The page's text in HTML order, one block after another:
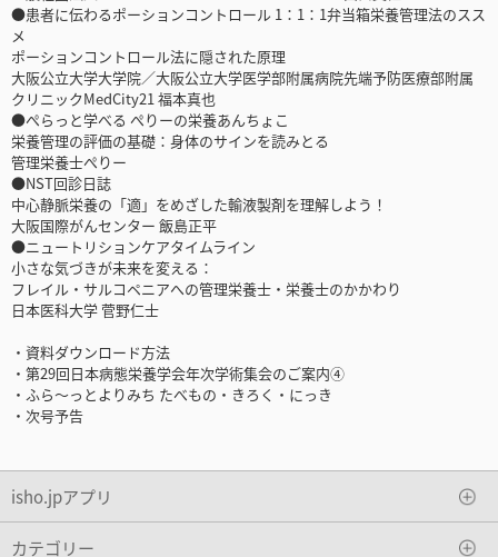
●患者に伝わるポーションコントロール 1：1：1弁当箱栄養管理法のスス
メ
ポーションコントロール法に隠された原理
大阪公立大学大学院／大阪公立大学医学部附属病院先端予防医療部附属
クリニックMedCity21 福本真也
●ぺらっと学べる ぺりーの栄養あんちょこ
栄養管理の評価の基礎：身体のサインを読みとる
管理栄養士ぺりー
●NST回診日誌
中心静脈栄養の「適」をめざした輸液製剤を理解しよう！
大阪国際がんセンター 飯島正平
●ニュートリションケアタイムライン
小さな気づきが未来を変える：
フレイル・サルコペニアへの管理栄養士・栄養士のかかわり
日本医科大学 菅野仁士
・資料ダウンロード方法
・第29回日本病態栄養学会年次学術集会のご案内④
・ふら～っとよりみち たべもの・きろく・にっき
・次号予告
isho.jpアプリ
カテゴリー